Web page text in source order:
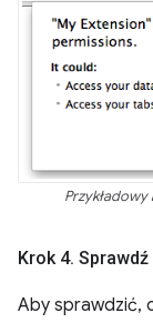
Krok 4.
Aby sprawdzić,